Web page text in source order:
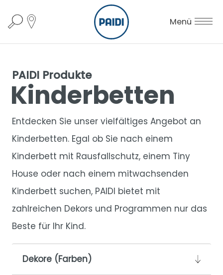
Menü
PAIDI Produkte
Kinderbetten
Entdecken Sie unser vielfältiges Angebot an
Kinderbetten. Egal ob Sie nach einem
Kinderbett mit Rausfallschutz, einem Tiny
House oder nach einem mitwachsenden
Kinderbett suchen, PAIDI bietet mit
zahlreichen Dekors und Programmen nur das
Beste für Ihr Kind.
Dekore (Farben)